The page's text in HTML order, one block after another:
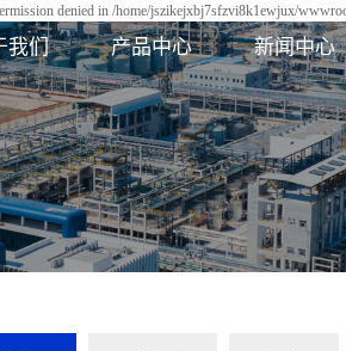
denied in /home/jszikejxbj7sfzvi8k1ewjux/
我们 产品中心 新闻中心